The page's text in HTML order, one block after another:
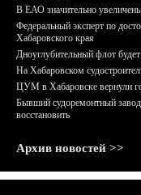
В ЕАО значительно
Федеральный эксперт по
Хабаровского края
Дноуглубительный флот
На Хабаровском
ЦУМ в Хабаровске вернули
Бывший судоремонтный
восстановить
Архив новостей >>